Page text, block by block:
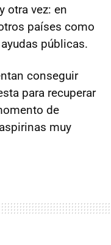
otra vez: en
países como
públicas.
conseguir
para recuperar
de
muy